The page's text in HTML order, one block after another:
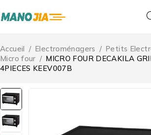
Accueil / Electroménagers / Petits
Micro four / MICRO FOUR DECAKILA
4PIECES KEEV007B